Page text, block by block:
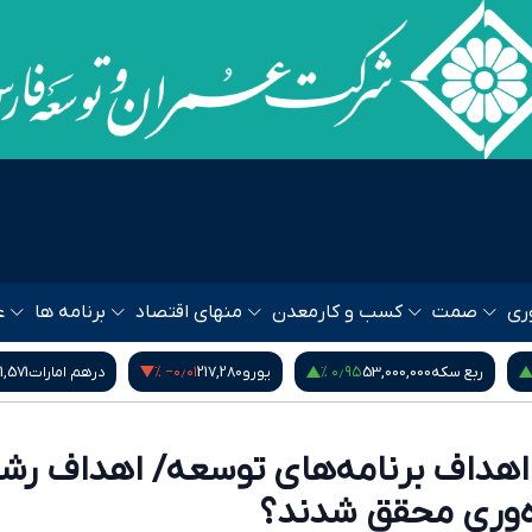
صمت کسب و کار معدن منهای اقتصاد برنامه ها
217,280‎−۰٫۰۱ % درهم امارات 51,571۱٫۱۴ % بیت کوین64,528‎−۰٫۶۰ %
اهداف برنامه‌های توسعه/ اهداف
محقق شدند؟